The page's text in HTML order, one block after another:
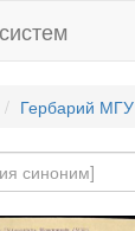
Гербарий МГУ